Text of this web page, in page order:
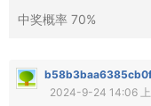
中奖概率 70%
2024-9-24 14:06